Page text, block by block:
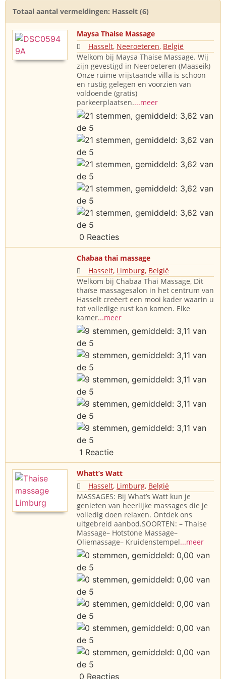
Totaal aantal vermeldingen: Hasselt (6)
Maysa Thaise Massage
Hasselt, Neeroeteren, België
Welkom bij Maysa Thaise Massage. Wij
zijn gevestigd in Neeroeteren (Maaseik)
Onze ruime vrijstaande villa is schoon
en rustig gelegen en voorzien van
voldoende (gratis)
parkeerplaatsen....meer
0 Reacties
Chabaa thai massage
Hasselt, Limburg, België
Welkom bij Chabaa Thai Massage, Dit
thaïse massagesalon in het centrum van
Hasselt creëert een mooi kader waarin u
tot volledige rust kan komen. Elke
kamer...meer
1 Reactie
Whatt’s Watt
Hasselt, Limburg, België
MASSAGES: Bij What’s Watt kun je
genieten van heerlijke massages die je
volledig doen relaxen. Ontdek ons
uitgebreid aanbod.SOORTEN: – Thaise
Massage– Hotstone Massage–
Oliemassage– Kruidenstempel...meer
0 Reacties